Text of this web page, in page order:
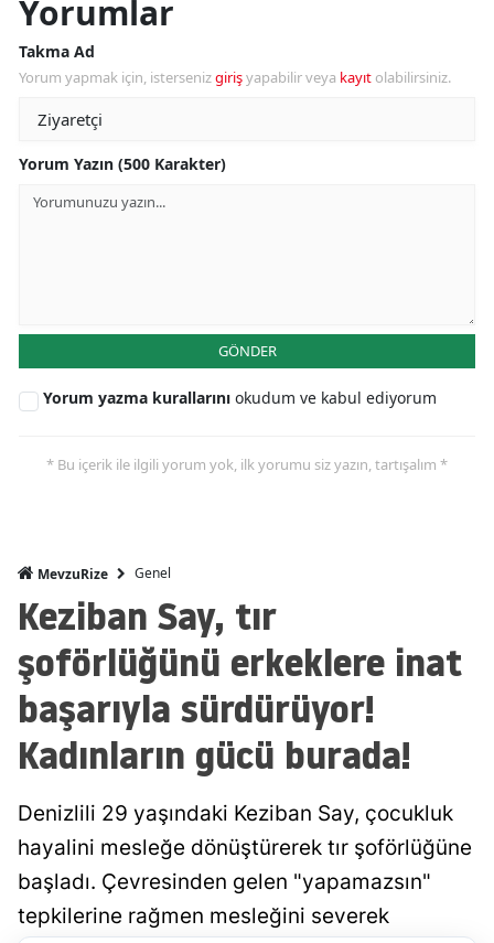
Yorumlar
Takma Ad
Yorum yapmak için, istersenizgirişyapabilir veya kayıt olabilirsiniz.
Yorum Yazın (500 Karakter)
GÖNDER
Yorum yazma kurallarını okudum ve kabul ediyorum
* Bu içerik ile ilgili yorum yok, ilk yorumu siz yazın, tartışalım *
MevzuRize Genel
Keziban Say, tır
şoförlüğünü erkeklere inat
başarıyla sürdürüyor!
Kadınların gücü burada!
Denizlili 29 yaşındaki Keziban Say, çocukluk
hayalini mesleğe dönüştürerek tır şoförlüğüne
başladı. Çevresinden gelen "yapamazsın"
tepkilerine rağmen mesleğini severek